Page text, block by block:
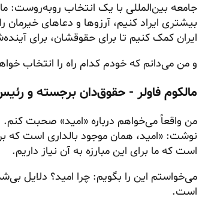
جامعه بین‌المللی با یک انتخاب روبه‌روست:
بیشتری ایراد کنیم، آرزوها و دعاهای خیرمان
ایران کمک کنیم تا برای حقوقشان، برای
و من می‌دانم که خودم کدام راه را انتخاب
مالکوم فاولر - حقوق‌دان برجسته و
نوشت: «امید، همان موجود بالداری است که
است که ما برای این مبارزه به آن نیاز داریم.
می‌خواستم این را بگویم: چرا امید؟ دلایل
است.